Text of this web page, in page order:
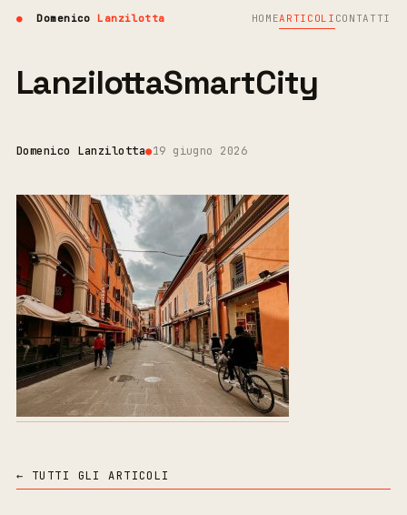
● Domenico Lanzilotta HOMEARTICOLI CONTATTI
LanzilottaSmartCity
Domenico Lanzilotta●19 giugno 2026
← TUTTI GLI ARTICOLI